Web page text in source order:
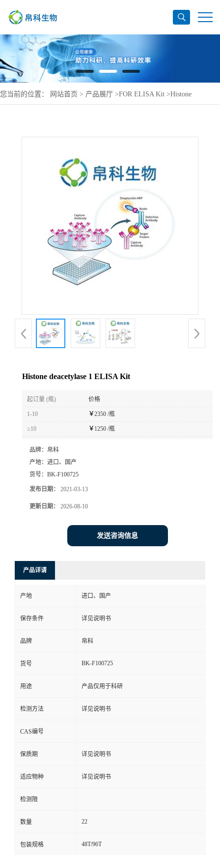
您当前的位置： 网站首页 > 产品展厅 >FOR ELISA Kit >Histone
Histone deacetylase 1 ELISA Kit
起订量 (瓶) 价格
1-10 ￥2350 /瓶
≥10 ￥ 1250 /瓶
品牌： 帛科
产地： 进口、国产
货号： BK-F100725
发布日期： 2021-03-13
更新日期： 2026-08-10
发送咨询信息
产品详请
产地 进口、国产
保存条件 详见说明书
品牌 帛科
货号 BK-F100725
用途 产品仅用于科研
检测方法 详见说明书
CAS编号
保质期 详见说明书
适应物种 详见说明书
检测限
数量 22
包装规格 48T/96T